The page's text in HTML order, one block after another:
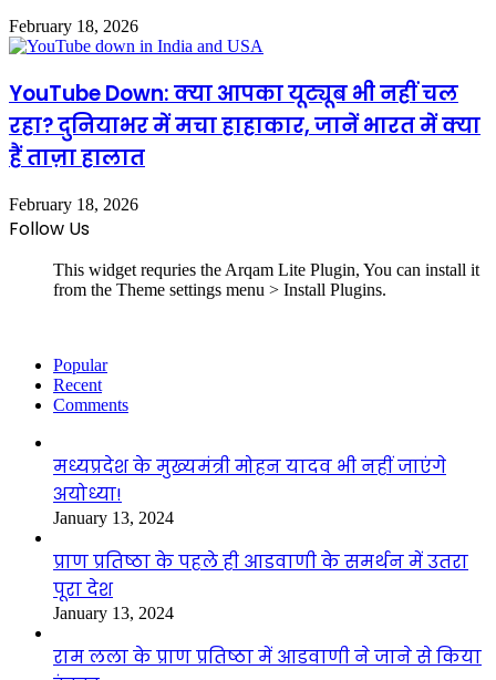
February 18, 2026
YouTube Down: क्या आपका यूट्यूब भी नहीं चल
रहा? दुनियाभर में मचा हाहाकार, जानें भारत में क्या
हैं ताज़ा हालात
February 18, 2026
Follow Us
This widget requries the Arqam Lite Plugin, You can install it
from the Theme settings menu > Install Plugins.
Popular
Recent
Comments
मध्यप्रदेश के मुख्यमंत्री मोहन यादव भी नहीं जाएंगे
अयोध्या!
January 13, 2024
प्राण प्रतिष्ठा के पहले ही आडवाणी के समर्थन में उतरा
पूरा देश
January 13, 2024
राम लला के प्राण प्रतिष्ठा में आडवाणी ने जाने से किया